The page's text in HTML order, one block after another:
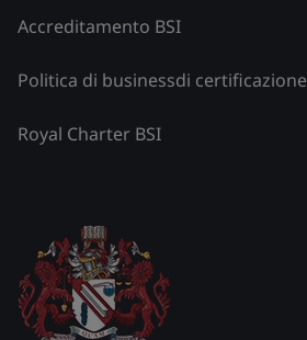
Accreditamento BSI
Politica di businessdi certificazione
Royal Charter BSI